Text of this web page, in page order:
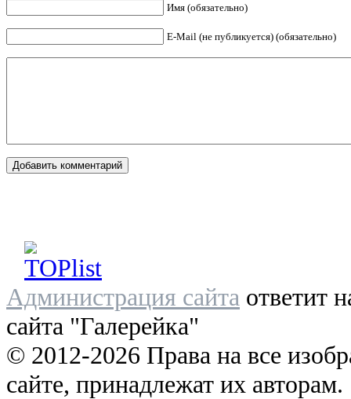
Имя (обязательно)
E-Mail (не публикуется) (обязательно)
Администрация сайта ответит
сайта "Галерейка"
© 2012-2026 Права на все
сайте, принадлежат их авторам.